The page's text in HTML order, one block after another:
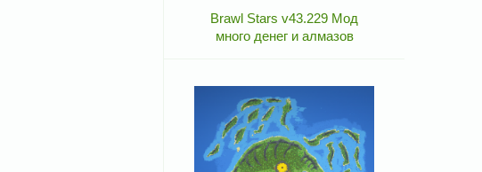
Brawl Stars v43.229 Мод
много денег и алмазов